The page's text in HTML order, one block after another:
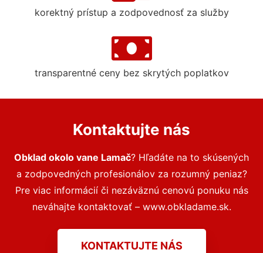
korektný prístup a zodpovednosť za služby
transparentné ceny bez skrytých poplatkov
Kontaktujte nás
Obklad okolo vane Lamač? Hľadáte na to skúsených
a zodpovedných profesionálov za rozumný peniaz?
Pre viac informácií či nezáväznú cenovú ponuku nás
neváhajte kontaktovať – www.obkladame.sk.
KONTAKTUJTE NÁS